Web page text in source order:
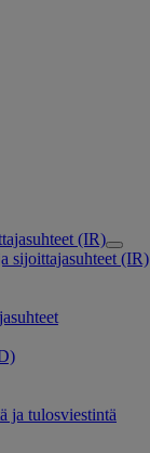
(IR)
sijoittajasuhteet (IR)
ja tulosviestintä